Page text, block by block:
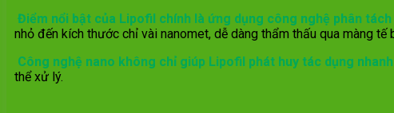
Điểm nổi bật của Lipofil chính là ứng dụng công nghệ phân tách
nhỏ đến kích thước chỉ vài nanomet, dễ dàng thẩm thấu qua màng tế
Công nghệ nano không chỉ giúp Lipofil phát huy tác dụng
thể xử lý.